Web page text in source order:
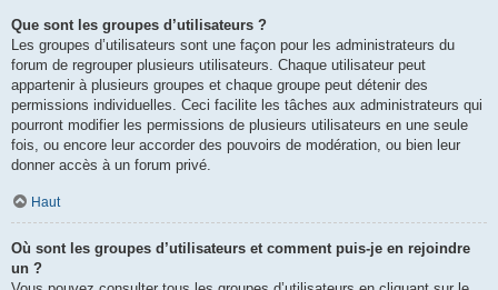
Que sont les groupes d’utilisateurs ?
Les groupes d’utilisateurs sont une façon pour les administrateurs du
forum de regrouper plusieurs utilisateurs. Chaque utilisateur peut
appartenir à plusieurs groupes et chaque groupe peut détenir des
permissions individuelles. Ceci facilite les tâches aux administrateurs qui
pourront modifier les permissions de plusieurs utilisateurs en une seule
fois, ou encore leur accorder des pouvoirs de modération, ou bien leur
donner accès à un forum privé.
Haut
Où sont les groupes d’utilisateurs et comment puis-je en rejoindre
un ?